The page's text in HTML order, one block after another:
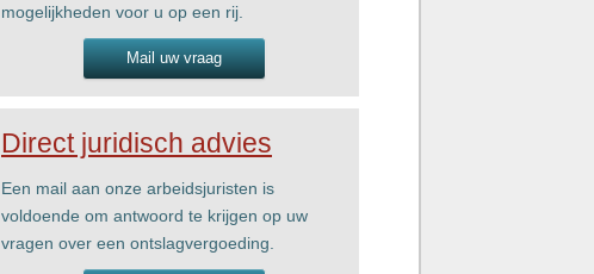
mogelijkheden voor u op een rij.
Mail uw vraag
Direct juridisch advies
Een mail aan onze arbeidsjuristen is
voldoende om antwoord te krijgen op uw
vragen over een ontslagvergoeding.